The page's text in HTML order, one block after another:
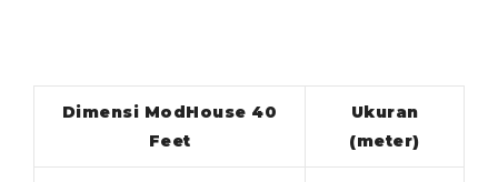
Dimensi ModHouse 40
Feet
Ukuran
(meter)